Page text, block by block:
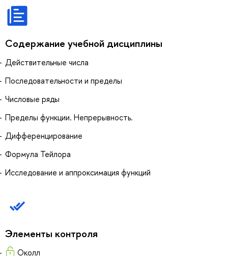
Содержание учебной дисциплины
Действительные числа
Последовательности и пределы
Числовые ряды
Пределы функции. Непрерывность.
Дифференцирование
Формула Тейлора
Исследование и аппроксимация функций
Элементы контроля
Околл